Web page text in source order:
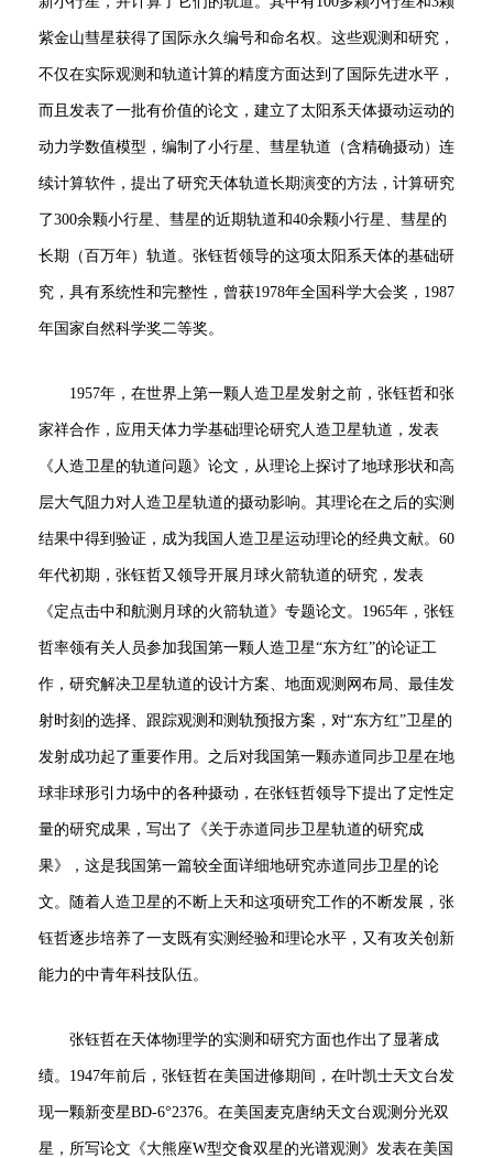
紫金山彗星获得了国际永久编号和命名权。这些观测和研究，
不仅在实际观测和轨道计算的精度方面达到了国际先进水平，
而且发表了一批有价值的论文，建立了太阳系天体摄动运动的
动力学数值模型，编制了小行星、彗星轨道（含精确摄动）连
续计算软件，提出了研究天体轨道长期演变的方法，计算研究
了300余颗小行星、彗星的近期轨道和40余颗小行星、彗星的
长期（百万年）轨道。张钰哲领导的这项太阳系天体的基础研
究，具有系统性和完整性，曾获1978年全国科学大会奖，1987
年国家自然科学奖二等奖。
1957年，在世界上第一颗人造卫星发射之前，张钰哲和张
家祥合作，应用天体力学基础理论研究人造卫星轨道，发表
《人造卫星的轨道问题》论文，从理论上探讨了地球形状和高
层大气阻力对人造卫星轨道的摄动影响。其理论在之后的实测
结果中得到验证，成为我国人造卫星运动理论的经典文献。60
年代初期，张钰哲又领导开展月球火箭轨道的研究，发表
《定点击中和航测月球的火箭轨道》专题论文。1965年，张钰
哲率领有关人员参加我国第一颗人造卫星“东方红”的论证工
作，研究解决卫星轨道的设计方案、地面观测网布局、最佳发
射时刻的选择、跟踪观测和测轨预报方案，对“东方红”卫星的
发射成功起了重要作用。之后对我国第一颗赤道同步卫星在地
球非球形引力场中的各种摄动，在张钰哲领导下提出了定性定
量的研究成果，写出了《关于赤道同步卫星轨道的研究成
果》，这是我国第一篇较全面详细地研究赤道同步卫星的论
文。随着人造卫星的不断上天和这项研究工作的不断发展，张
钰哲逐步培养了一支既有实测经验和理论水平，又有攻关创新
能力的中青年科技队伍。
张钰哲在天体物理学的实测和研究方面也作出了显著成
绩。1947年前后，张钰哲在美国进修期间，在叶凯士天文台发
现一颗新变星BD-6°2376。在美国麦克唐纳天文台观测分光双
星，所写论文《大熊座W型交食双星的光谱观测》发表在美国